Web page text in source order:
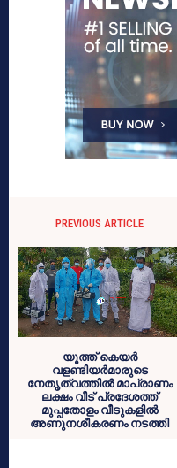
PREVIOUS ARTICLE
യൂത്ത് കെയർ
വളണ്ടിയർമാരുടെ
നേതൃത്വത്തിൽ മാപ്രാണം
ലക്ഷം വീട് പ്രദേശത്ത്
മുപ്പതോളം വീടുകളിൽ
അണുനശീകരണം നടത്തി